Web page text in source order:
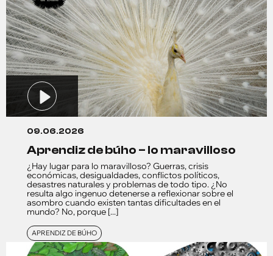
09.06.2026
aprendiz de búho – lo maravilloso
¿Hay lugar para lo maravilloso? Guerras, crisis
económicas, desigualdades, conflictos políticos,
desastres naturales y problemas de todo tipo. ¿No
resulta algo ingenuo detenerse a reflexionar sobre el
asombro cuando existen tantas dificultades en el
mundo? No, porque [...]
APRENDIZ DE BÚHO